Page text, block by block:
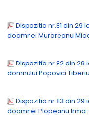
Dispozitia nr.81 din 29
doamnei Murareanu
Dispozitia nr.82 din 29
domnului Popovici
Dispozitia nr.83 din 29
doamnei Plopeanu